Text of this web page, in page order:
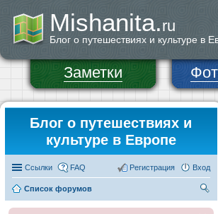
Mishanita.ru
Блог о путешествиях и культуре в
Заметки
Блог о путешествиях и
культуре в Европе
Ссылки FAQ Вход
Регистрация
Список форумов